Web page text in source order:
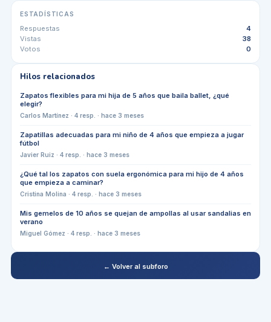
ESTADÍSTICAS
Respuestas
4
Vistas
38
Votos
0
Hilos relacionados
Zapatos flexibles para mi hija de 5 años que baila ballet, ¿qué
elegir?
Carlos Martínez · 4resp. · hace 3 meses
Zapatillas adecuadas para mi niño de 4 años que empieza a jugar
fútbol
Javier Ruiz · 4resp. · hace 3 meses
¿Qué tal los zapatos con suela ergonómica para mi hijo de 4 años
que empieza a caminar?
Cristina Molina · 4resp. · hace 3 meses
Mis gemelos de 10 años se quejan de ampollas al usar sandalias en
verano
Miguel Gómez · 4resp. · hace 3 meses
← Volver al subforo